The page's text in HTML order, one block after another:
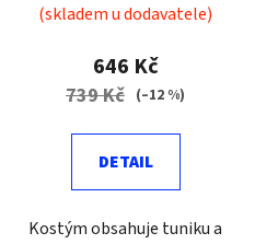
(skladem u dodavatele)
646 Kč
739 Kč (–12 %)
DETAIL
Kostým obsahuje tuniku a